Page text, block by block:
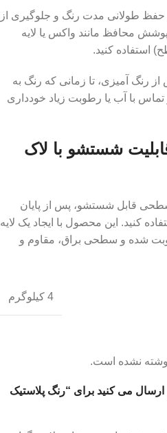
حفظ طولانی ‌مدت رنگ و جلوگیری از
محافظ مانند واکس یا لایه
استفاده کنید.
رنگ‌ آمیزی، تا زمانی که رنگ به‌
با آب یا رطوبت زیاد خودداری
شستشو با لاک
قابل شستشو، پس از پایان
کنید. این محصول با ایجاد یک لایه
شده و سطحی براق، مقاوم و
4 کیلوگرم
نشده است.
ارسال می کنید برای “رنگ پلاستیک